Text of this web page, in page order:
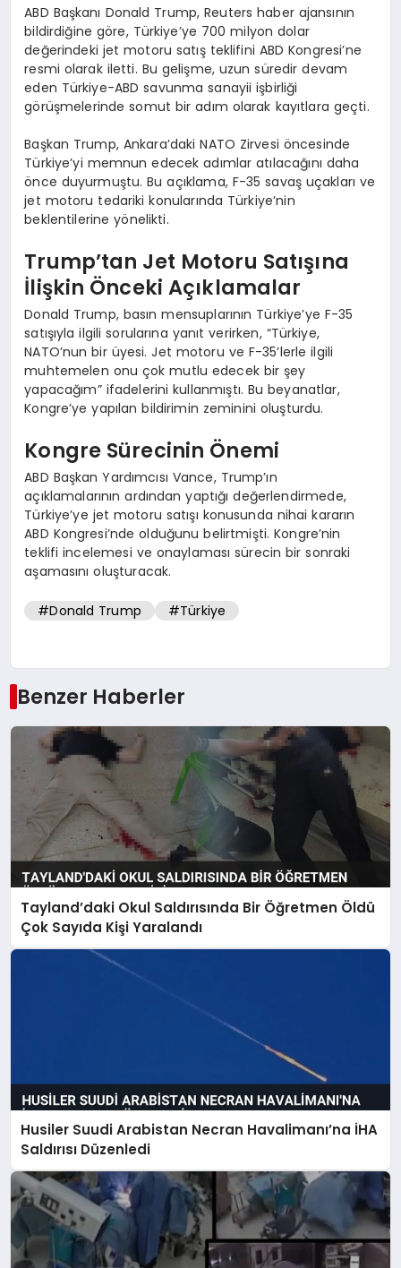
ABD Başkanı Donald Trump, Reuters haber ajansının
bildirdiğine göre, Türkiye’ye 700 milyon dolar
değerindeki jet motoru satış teklifini ABD Kongresi’ne
resmi olarak iletti. Bu gelişme, uzun süredir devam
eden Türkiye-ABD savunma sanayii işbirliği
görüşmelerinde somut bir adım olarak kayıtlara geçti.
Başkan Trump, Ankara’daki NATO Zirvesi öncesinde
Türkiye’yi memnun edecek adımlar atılacağını daha
önce duyurmuştu. Bu açıklama, F-35 savaş uçakları ve
jet motoru tedariki konularında Türkiye’nin
beklentilerine yönelikti.
Trump’tan Jet Motoru Satışına
İlişkin Önceki Açıklamalar
Donald Trump, basın mensuplarının Türkiye’ye F-35
satışıyla ilgili sorularına yanıt verirken, “Türkiye,
NATO’nun bir üyesi. Jet motoru ve F-35’lerle ilgili
muhtemelen onu çok mutlu edecek bir şey
yapacağım” ifadelerini kullanmıştı. Bu beyanatlar,
Kongre’ye yapılan bildirimin zeminini oluşturdu.
Kongre Sürecinin Önemi
ABD Başkan Yardımcısı Vance, Trump’ın
açıklamalarının ardından yaptığı değerlendirmede,
Türkiye’ye jet motoru satışı konusunda nihai kararın
ABD Kongresi’nde olduğunu belirtmişti. Kongre’nin
teklifi incelemesi ve onaylaması sürecin bir sonraki
aşamasını oluşturacak.
#Donald Trump #Türkiye
Benzer Haberler
Tayland’daki Okul Saldırısında Bir Öğretmen Öldü
Çok Sayıda Kişi Yaralandı
Husiler Suudi Arabistan Necran Havalimanı’na İHA
Saldırısı Düzenledi